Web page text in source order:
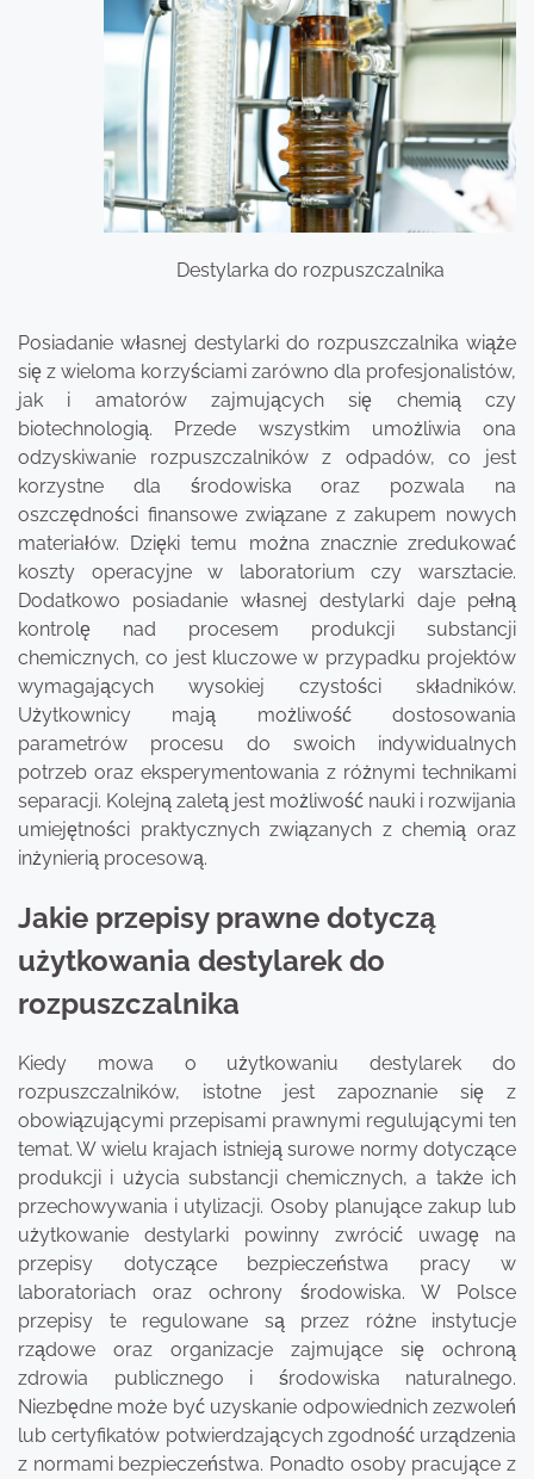
Destylarka do rozpuszczalnika
Posiadanie własnej destylarki do rozpuszczalnika wiąże
się z wieloma korzyściami zarówno dla profesjonalistów,
jak i amatorów zajmujących się chemią czy
biotechnologią. Przede wszystkim umożliwia ona
odzyskiwanie rozpuszczalników z odpadów, co jest
korzystne dla środowiska oraz pozwala na
oszczędności finansowe związane z zakupem nowych
materiałów. Dzięki temu można znacznie zredukować
koszty operacyjne w laboratorium czy warsztacie.
Dodatkowo posiadanie własnej destylarki daje pełną
kontrolę nad procesem produkcji substancji
chemicznych, co jest kluczowe w przypadku projektów
wymagających wysokiej czystości składników.
Użytkownicy mają możliwość dostosowania
parametrów procesu do swoich indywidualnych
potrzeb oraz eksperymentowania z różnymi technikami
separacji. Kolejną zaletą jest możliwość nauki i rozwijania
umiejętności praktycznych związanych z chemią oraz
inżynierią procesową.
Jakie przepisy prawne dotyczą
użytkowania destylarek do
rozpuszczalnika
Kiedy mowa o użytkowaniu destylarek do
rozpuszczalników, istotne jest zapoznanie się z
obowiązującymi przepisami prawnymi regulującymi ten
temat. W wielu krajach istnieją surowe normy dotyczące
produkcji i użycia substancji chemicznych, a także ich
przechowywania i utylizacji. Osoby planujące zakup lub
użytkowanie destylarki powinny zwrócić uwagę na
przepisy dotyczące bezpieczeństwa pracy w
laboratoriach oraz ochrony środowiska. W Polsce
przepisy te regulowane są przez różne instytucje
rządowe oraz organizacje zajmujące się ochroną
zdrowia publicznego i środowiska naturalnego.
Niezbędne może być uzyskanie odpowiednich zezwoleń
lub certyfikatów potwierdzających zgodność urządzenia
z normami bezpieczeństwa. Ponadto osoby pracujące z